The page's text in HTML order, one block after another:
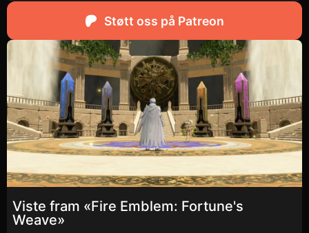
Støtt oss på Patreon
Viste fram «Fire Emblem: Fortune's
Weave»